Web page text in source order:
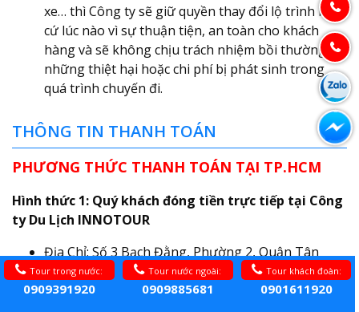
xe… thì Công ty sẽ giữ quyền thay đổi lộ trình bất
cứ lúc nào vì sự thuận tiện, an toàn cho khách
hàng và sẽ không chịu trách nhiệm bồi thường
những thiệt hại hoặc chi phí bị phát sinh trong
quá trình chuyến đi.
THÔNG TIN THANH TOÁN
PHƯƠNG THỨC THANH TOÁN TẠI TP.HCM
Hình thức 1: Quý khách đóng tiền trực tiếp tại Công
ty Du Lịch INNOTOUR
Địa Chỉ: Số 3 Bạch Đằng, Phường 2, Quận Tân
Bình, TP.HCM
Tour trong nước:
0909391920
Tour nước ngoài:
0909885681
Tour khách đoàn:
0901611920